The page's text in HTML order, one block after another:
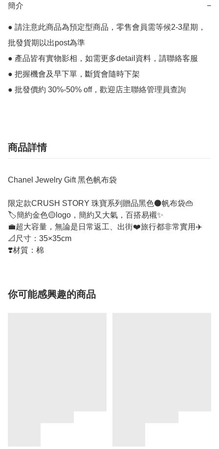
簡介 −
● 請注意此商品為預定型商品，零售會員需等候2-3星期，
批發貨期以出post為準
● 產品皆有實物影相，如需更多detail資料，請聯絡客服
● 把握機會及早下單，斷貨會隨時下架
● 批發價約 30%-50% off，歡迎店主聯絡管理員查詢
商品詳情
Chanel Jewelry Gift 黑色帆布袋
限定款CRUSH STORY 珠寶系列贈品黑色⚫帆布袋👜
🏷️簡約金色🟡logo，簡約又大氣，百搭易襯✨
💼超大容量，無論是日常返工、出街❤️旅行都非常實用✈️
📐尺寸：35×35cm
❣️材質：棉
你可能感興趣的商品